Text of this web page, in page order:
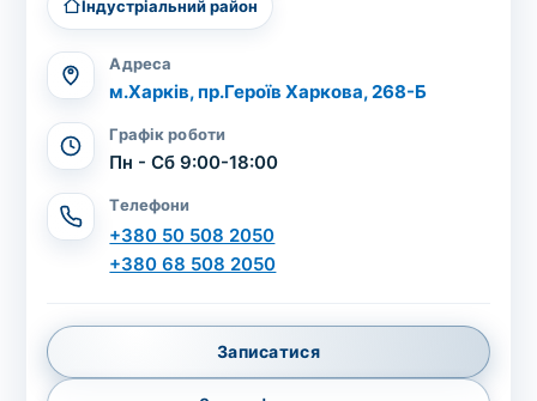
Індустріальний район
Адреса
м.Харків, пр.Героїв Харкова, 268-Б
Графік роботи
Пн - Сб 9:00-18:00
Телефони
+380 50 508 2050
+380 68 508 2050
Записатися